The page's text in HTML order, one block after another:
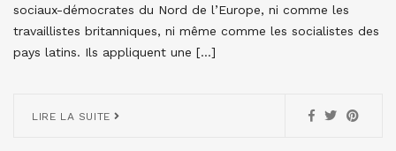
sociaux-démocrates du Nord de l’Europe, ni comme les
travaillistes britanniques, ni même comme les socialistes des
pays latins. Ils appliquent une […]
LIRE LA SUITE